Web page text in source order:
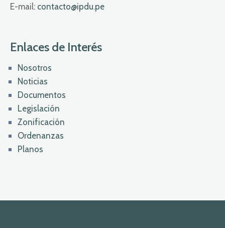
E-mail: contacto@ipdu.pe
Enlaces de Interés
Nosotros
Noticias
Documentos
Legislación
Zonificación
Ordenanzas
Planos